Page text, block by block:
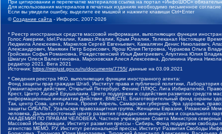
При цитировании и перепечатке материалов ссылка на портал «ИнфоШОС»
Для использования материалов в печатных изданиях необходимо письменное
Если вы увидели ошибку, выделите ее мышкой и нажмите клавиши Ctrl+Enter
©Создание сайта - Инфорос, 2007-2026
* Реестр иностранных средств массовой информации, выполняющих функции
Голос Америки, Idel.Реалии, Кавказ.Реалии, Крым.Реалии, Телеканал Настоящее
Людмила Алексеевна, Маркелов Сергей Евгеньевич, Камалягин Денис Николаевич,
Александрович, Маняхин Петр Борисович, Ярош Юлия Петровна, Чуракова Ольга
Гройсман Софья Романовна, Рождественский Илья Дмитриевич, Апухтина Юлия
Шмагун Олеся Валентиновна, Мароховская Алеся Алексеевна, Долинина Ирина
редактор 2021, Вега 2021
Источник: https://minjust.gov.ru/ru/documents/7755/ данные на 03.09.2021
* Сведения реестра НКО, выполняющих функции иностранного агента:
Фонд защиты прав граждан Штаб, Институт права и публичной политики,
Гуманитарное действие, Открытый Петербург, Феникс ПЛЮС, Лига Избирателей,
Крест, Центр Хасдей Ерушалаим, Центр поддержки и содействия развитию средств
информационных инициатив Действие, ВМЕСТЕ, Благотворительный фонд охраны
Так, центр Сова, центр Анна, Проект Апрель, Самарская губерния, Эра здоровья,
защиты СИБАЛЬТ, Уральская правозащитная группа, Женщины Евразии, Рязанский
человека, Дальневосточный центр развития гражданских инициатив и социального
АКАДЕМИЯ ПО ПРАВАМ ЧЕЛОВЕКА, Частное учреждение Совета Министров северных
Массовой Информации, Институт развития прессы - Сибирь, Фонд поддержки
агентство МЕМО. РУ, Институт региональной прессы, Институт Развития Свободы